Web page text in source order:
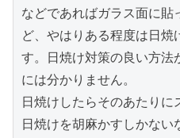
などであればガラス面に貼
ど、やはりある程度は日焼
す。日焼け対策の良い方法
には分かりません。
日焼けしたらそのあたり
日焼けを胡麻かすしかない